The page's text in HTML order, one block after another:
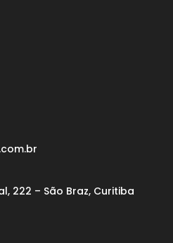
222 – São Braz, Curitiba